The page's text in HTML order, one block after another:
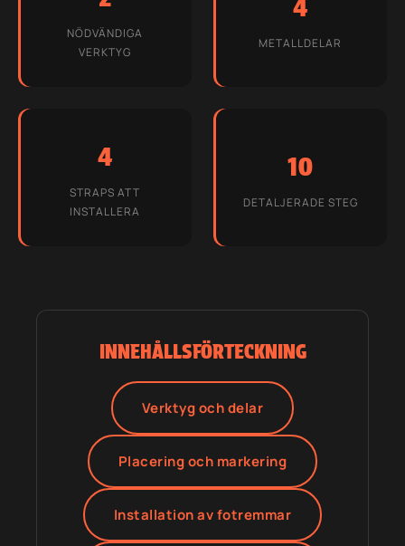
NÖDVÄNDIGA
VERKTYG
4
METALLDELAR
4
STRAPS ATT
INSTALLERA
10
DETALJERADE STEG
INNEHÅLLSFÖRTECKNING
Verktyg och delar
Placering och markering
Installation av fotremmar